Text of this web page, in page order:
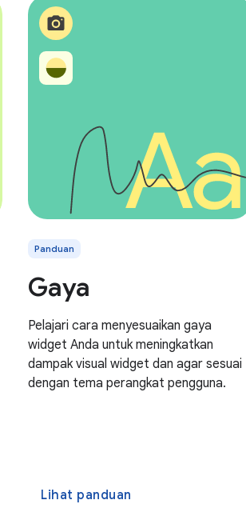
Panduan
Gaya
Pelajari cara menyesuaikan gaya
widget Anda untuk meningkatkan
dampak visual widget dan agar sesuai
dengan tema perangkat pengguna.
Lihat panduan